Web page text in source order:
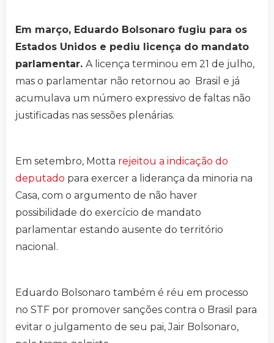
Em março, Eduardo Bolsonaro fugiu para os
Estados Unidos e pediu licença do mandato
parlamentar. A licença terminou em 21 de julho,
mas o parlamentar não retornou ao Brasil e já
acumulava um número expressivo de faltas não
justificadas nas sessões plenárias.
Em setembro, Motta rejeitou a indicação do
deputado para exercer a liderança da minoria na
Casa, com o argumento de não haver
possibilidade do exercício de mandato
parlamentar estando ausente do território
nacional.
Eduardo Bolsonaro também é réu em processo
no STF por promover sanções contra o Brasil para
evitar o julgamento de seu pai, Jair Bolsonaro,